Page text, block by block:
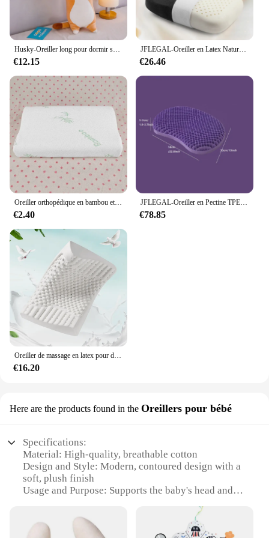
Husky-Oreiller long pour dormir sur le côté, lit, canapé, décoration d'intérieur, joli cadeau d'anniversaire pour enfants et adultes, cadeau mignon, 50-130cm
€12.15
JFLEGAL-Oreiller en Latex Naturel, en Caoutchouc, Inodore, Coussin de Cou, de Bureau, pour le Sommeil, ne Collimature pas
€26.46
Oreiller orthopédique en bambou et mousse à mémoire de forme, Oreiller respirant sain, soulage la Fatigue
€2.40
JFLEGAL-Oreiller en Pectine TPE sans pression, technologie noire, haute élasticité, maille lavable, ventre de chat, oreiller pour le corps
€78.85
Oreiller de massage en latex pour dormir, oreillers à mémoire de forme, oreiller cervical, 4 roues motrices
€16.20
Here are the products found in the Oreillers pour bébé
Specifications:
Material: High-quality, breathable cotton
Design and Style: Modern, contoured design with a
soft, plush finish
Usage and Purpose: Supports the baby's head and
Typical Adaptive Scenario: Suitable for infants and
toddlers up to 2 years old